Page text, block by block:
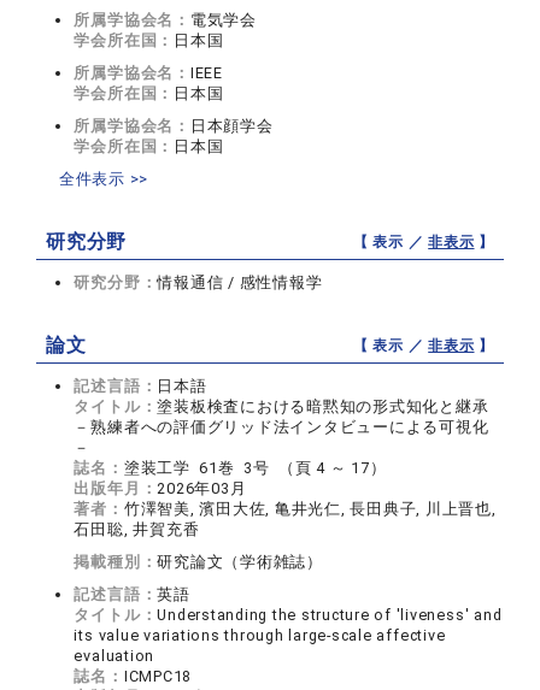
所属学協会名： 電気学会
学会所在国： 日本国
所属学協会名： IEEE
学会所在国： 日本国
所属学協会名： 日本顔学会
学会所在国： 日本国
全件表示 >>
研究分野 【 表示 ／非表示 】
研究分野：情報通信 / 感性情報学
論文 【 表示 ／非表示 】
記述言語： 日本語
タイトル：塗装板検査における暗黙知の形式知化と継承
－熟練者への評価グリッド法インタビューによる可視化
－
誌名： 塗装工学 61巻 3号 （頁 4 ～ 17）
出版年月：2026年03月
著者： 竹澤智美, 濱田大佐, 亀井光仁, 長田典子, 川上晋也,
石田聡, 井賀充香
掲載種別：研究論文（学術雑誌）
記述言語：英語
タイトル：Understanding the structure of 'liveness' and
its value variations through large-scale affective
evaluation
誌名： ICMPC18